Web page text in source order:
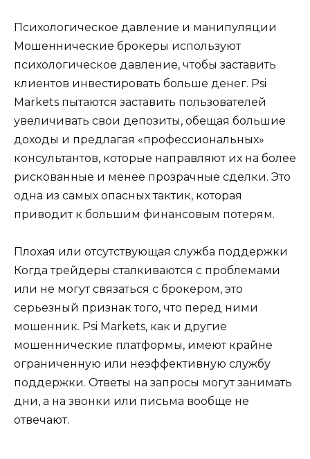
Психологическое давление и манипуляции
Мошеннические брокеры используют
психологическое давление, чтобы заставить
клиентов инвестировать больше денег. Psi
Markets пытаются заставить пользователей
увеличивать свои депозиты, обещая большие
доходы и предлагая «профессиональных»
консультантов, которые направляют их на более
рискованные и менее прозрачные сделки. Это
одна из самых опасных тактик, которая
приводит к большим финансовым потерям.
Плохая или отсутствующая служба поддержки
Когда трейдеры сталкиваются с проблемами
или не могут связаться с брокером, это
серьезный признак того, что перед ними
мошенник. Psi Markets, как и другие
мошеннические платформы, имеют крайне
ограниченную или неэффективную службу
поддержки. Ответы на запросы могут занимать
дни, а на звонки или письма вообще не
отвечают.